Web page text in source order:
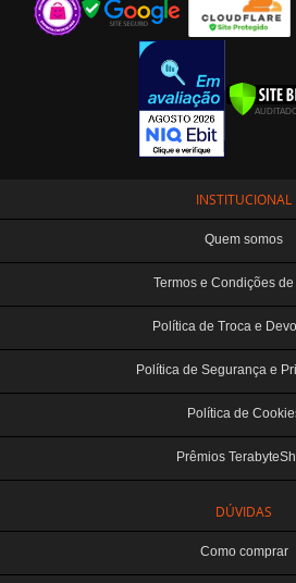
INSTITUCIONAL
Quem somos
Termos e Condições de
Política de Troca e
Política de Segurança e
Política de
Prêmios
DÚVIDAS
Como comprar